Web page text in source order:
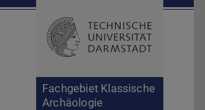
Fachgebiet Klassische
Archäologie
Suche öffnen